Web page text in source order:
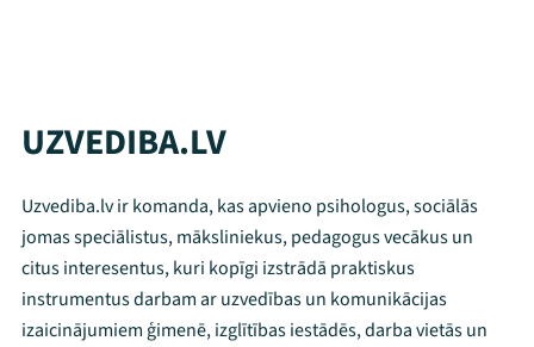
UZVEDIBA.LV
Uzvediba.lv ir komanda, kas apvieno psihologus, sociālās
jomas speciālistus, māksliniekus, pedagogus vecākus un
citus interesentus, kuri kopīgi izstrādā praktiskus
instrumentus darbam ar uzvedības un komunikācijas
izaicinājumiem ģimenē, izglītības iestādēs, darba vietās un